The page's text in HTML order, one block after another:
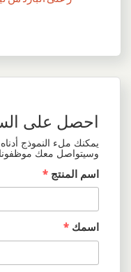
احصل على
يمكنك ملء النموذج
وسيتواصل معك موظفونا
اسم المنتج *
اسمك *